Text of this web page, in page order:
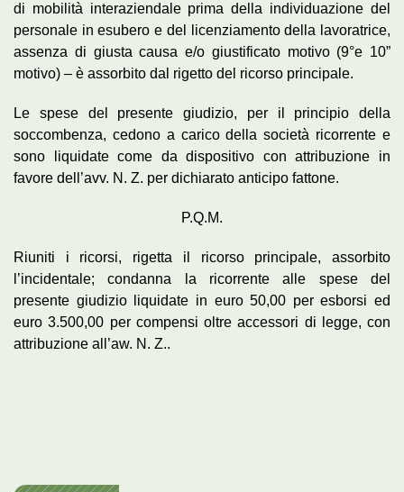
di mobilità interaziendale prima della individuazione del
personale in esubero e del licenziamento della lavoratrice,
assenza di giusta causa e/o giustificato motivo (9°e 10”
motivo) – è assorbito dal rigetto del ricorso principale.
Le spese del presente giudizio, per il principio della
soccombenza, cedono a carico della società ricorrente e
sono liquidate come da dispositivo con attribuzione in
favore dell’avv. N. Z. per dichiarato anticipo fattone.
P.Q.M.
Riuniti i ricorsi, rigetta il ricorso principale, assorbito
l’incidentale; condanna la ricorrente alle spese del
presente giudizio liquidate in euro 50,00 per esborsi ed
euro 3.500,00 per compensi oltre accessori di legge, con
attribuzione all’aw. N. Z..